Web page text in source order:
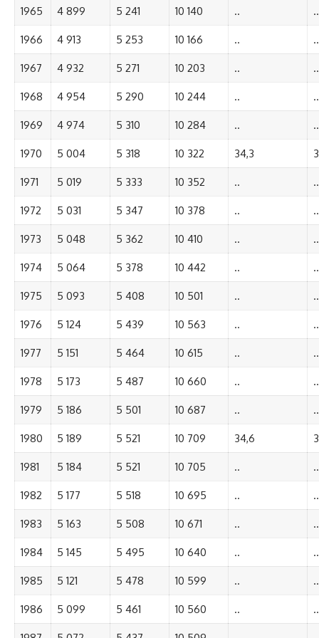
1965 4 899 5 241 10 140 .. ..
1966 4 913 5 253 10 166 .. ..
1967 4 932 5 271 10 203 .. ..
1968 4 954 5 290 10 244 .. ..
1969 4 974 5 310 10 284 .. ..
1970 5 004 5 318 10 322 34,3
1971 5 019 5 333 10 352 .. ..
1972 5 031 5 347 10 378 .. ..
1973 5 048 5 362 10 410 .. ..
1974 5 064 5 378 10 442 .. ..
1975 5 093 5 408 10 501 .. ..
1976 5 124 5 439 10 563 .. ..
1977 5 151 5 464 10 615 .. ..
1978 5 173 5 487 10 660 .. ..
1979 5 186 5 501 10 687 .. ..
1980 5 189 5 521 10 709 34,6
1981 5 184 5 521 10 705 .. ..
1982 5 177 5 518 10 695 .. ..
1983 5 163 5 508 10 671 .. ..
1984 5 145 5 495 10 640 .. ..
1985 5 121 5 478 10 599 .. ..
1986 5 099 5 461 10 560 .. ..